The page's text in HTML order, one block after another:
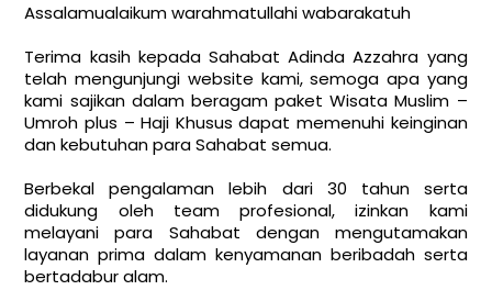
Assalamualaikum warahmatullahi wabarakatuh
Terima kasih kepada Sahabat Adinda Azzahra yang
telah mengunjungi website kami, semoga apa yang
kami sajikan dalam beragam paket Wisata Muslim –
Umroh plus – Haji Khusus dapat memenuhi keinginan
dan kebutuhan para Sahabat semua.
Berbekal pengalaman lebih dari 30 tahun serta
didukung oleh team profesional, izinkan kami
melayani para Sahabat dengan mengutamakan
layanan prima dalam kenyamanan beribadah serta
bertadabur alam.